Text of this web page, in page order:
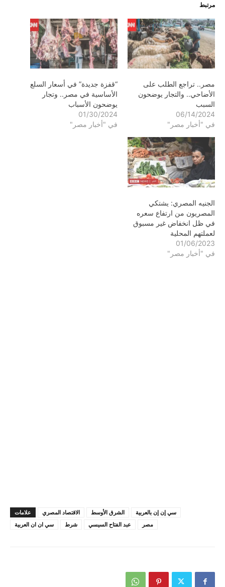
مرتبط
مصر.. تراجع الطلب على
الأضاحي.. والتجار يوضحون
السبب
06/14/2024
في "أخبار مصر"
“قفزة جديدة” في أسعار السلع
الأساسية في مصر.. وتجار
يوضحون الأسباب
01/30/2024
في "أخبار مصر"
الجنيه المصري: يشتكي
المصريون من ارتفاع سعره
في ظل انخفاض غير مسبوق
لعملتهم المحلية
01/06/2023
في "أخبار مصر"
علامات الاقتصاد المصري الشرق الأوسط
سي إن إن بالعربية
سي ان ان العربية
شرط عبد الفتاح السيسي مصر